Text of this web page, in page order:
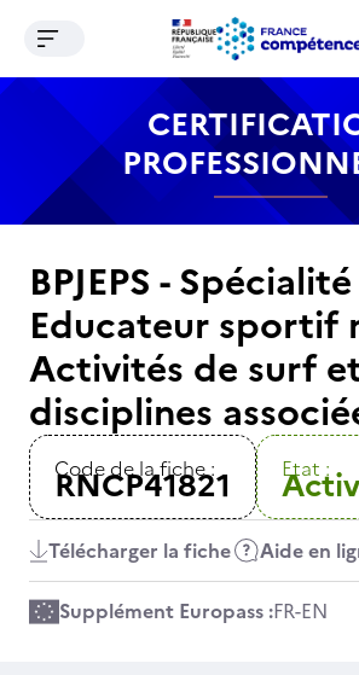
Contenu Recherche Menu
Ouvrir le menu de navigation
BPJEPS - Spécialité
Educateur sportif
Activités de surf
disciplines
Code de la fiche :
RNCP41821 Etat :
Télécharger la fiche Aide en
Supplément Europass :FR-EN